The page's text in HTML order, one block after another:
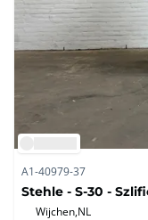
A1-40979-37
Stehle - S-30 -
Wijchen,NL